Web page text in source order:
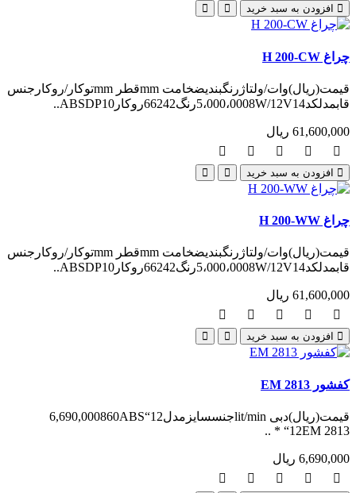
افزودن به سبد خرید
چراغ H 200-CW
قیمت(ریال)وات/ولتاژرنگبندیضخامت mmقطر mmتوکار/روکارجنس
قابمدلکد5،000،0008W/12V14رنگ66242روکارABSDP10..
61,600,000 ریال
افزودن به سبد خرید
چراغ H 200-WW
قیمت(ریال)وات/ولتاژرنگبندیضخامت mmقطر mmتوکار/روکارجنس
قابمدلکد5،000،0008W/12V14رنگ66242روکارABSDP10..
61,600,000 ریال
افزودن به سبد خرید
کفشور EM 2813
قیمت(ریال)دبی lit/minجنسسایزمدل6,690,000860ABS“12
* “12EM 2813 ..
6,690,000 ریال